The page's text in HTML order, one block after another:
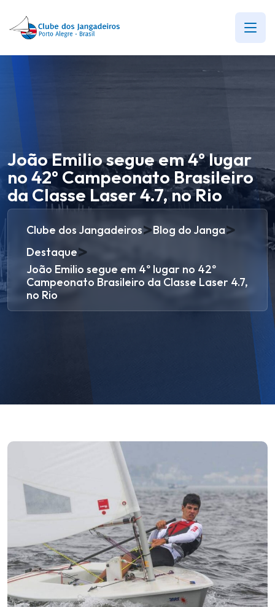
João Emilio segue em 4º lugar
no 42º Campeonato Brasileiro
da Classe Laser 4.7, no Rio
Clube dos Jangadeiros>Blog do Janga>
Destaque>
João Emilio segue em 4º lugar no 42º
Campeonato Brasileiro da Classe Laser 4.7,
no Rio